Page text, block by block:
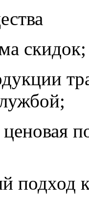
скидок;
подход